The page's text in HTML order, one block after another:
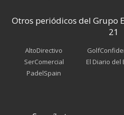
Otros periódicos del Grupo
21
AltoDirectivo
SerComercial
PadelSpain
El Diario del